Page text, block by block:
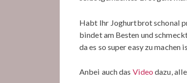
Habt Ihr Joghurtbrot schonal
bindet am Besten und
da es so super easy zu
Anbei auch das Video dazu,